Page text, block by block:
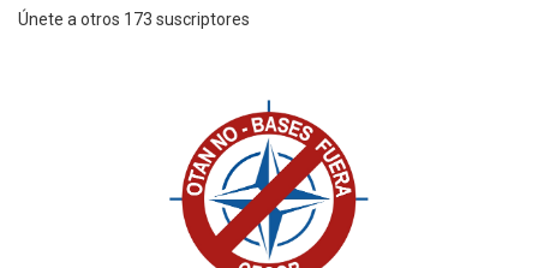
Únete a otros 173 suscriptores